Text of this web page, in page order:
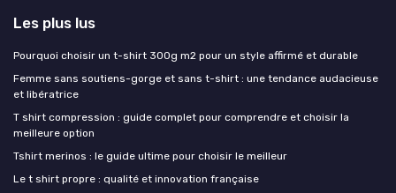
Les plus lus
Pourquoi choisir un t-shirt 300g m2 pour un style affirmé et durable
Femme sans soutiens-gorge et sans t-shirt : une tendance audacieuse
et libératrice
T shirt compression : guide complet pour comprendre et choisir la
meilleure option
Tshirt merinos : le guide ultime pour choisir le meilleur
Le t shirt propre : qualité et innovation française